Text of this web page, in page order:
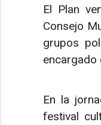
El Plan
Consejo
grupos
encargado
En la
festival